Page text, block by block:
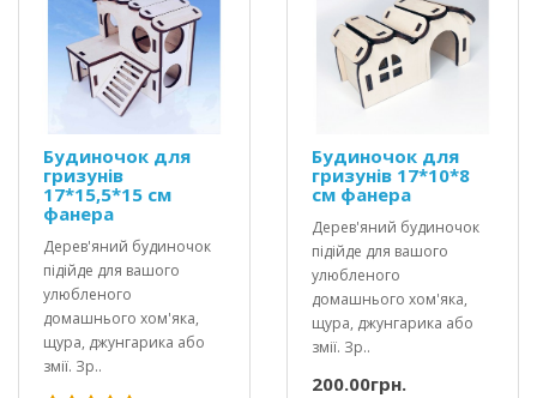
Будиночок для
гризунів
17*15,5*15 см
фанера
Дерев'яний будиночок
підійде для вашого
улюбленого
домашнього хом'яка,
щура, джунгарика або
змії. Зр..
Будиночок для
гризунів 17*10*8
см фанера
Дерев'яний будиночок
підійде для вашого
улюбленого
домашнього хом'яка,
щура, джунгарика або
змії. Зр..
200.00грн.